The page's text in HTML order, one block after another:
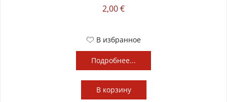
2,00 €
В избранное
Подробнее...
В корзину